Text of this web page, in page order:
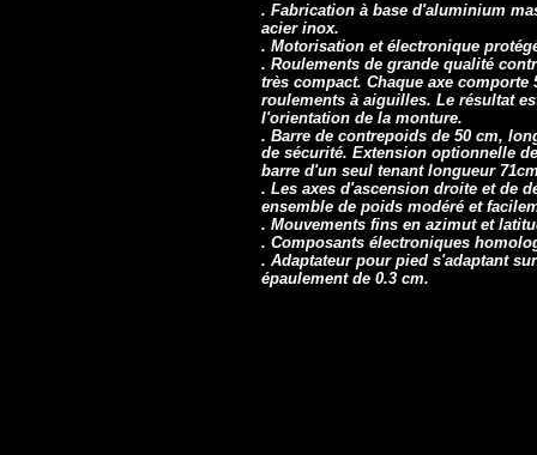
. Fabrication à base d'aluminium
acier inox.
. Motorisation et électronique
. Roulements de grande qualité
très compact. Chaque axe
roulements à aiguilles. Le résultat
l'orientation de la monture.
. Barre de contrepoids de 50 cm,
de sécurité. Extension optionnelle
barre d'un seul tenant longueur
. Les axes d'ascension droite et de
ensemble de poids modéré et
. Mouvements fins en azimut et
. Composants électroniques
. Adaptateur pour pied s'adaptant
épaulement de 0.3 cm.